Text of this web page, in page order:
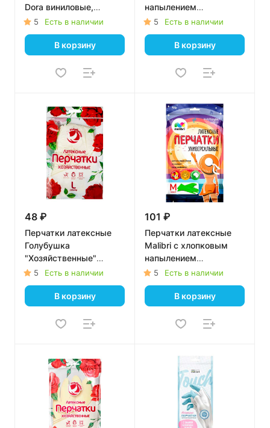
Dora виниловые,
размер - M
5 Есть в наличии
В корзину
напылением
"Универсальные"
(Зелёный, L)
5 Есть в наличии
В корзину
48 ₽
Перчатки латексные
Голубушка
"Хозяйственные"
(Молочный, Размер: L)
5 Есть в наличии
В корзину
101 ₽
Перчатки латексные
Malibri с хлопковым
напылением
"Универсальные"
(Зелёный, M)
5 Есть в наличии
В корзину